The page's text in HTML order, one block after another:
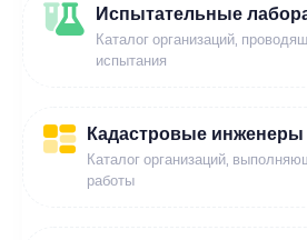
Испытательные
Каталог организаций,
испытания
Кадастровые инженеры
Каталог организаций,
работы